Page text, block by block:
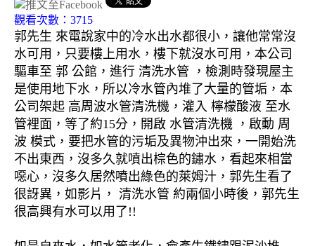
觀看次數：3715
郭先生 來電說家中的冷水出水都很小，讓他常常沒
水可用，只要樓上用水，樓下就沒水可用，本公司
驅車至 郭 公館，進行 清洗水管 ，檢測時發現屋主
是使用地下水，所以冷水管內堆了大量的管垢，本
公司架起 高周波水管清洗機，灌入 檸檬酸液 至水
管裡面，等了約15分，開啟 水管清洗機 ，啟動 周
波 模式，要把水管的污垢及異物沖出來，一開始洗
不出東西，沒多久就噴出棕色的鏽水，看起來相當
噁心，沒多久居然噴出綠色的萊姆汁，郭先生看了
很訝異，如影片， 清洗水管 約兩個小時後，郭先生
很高興有水可以用了!!